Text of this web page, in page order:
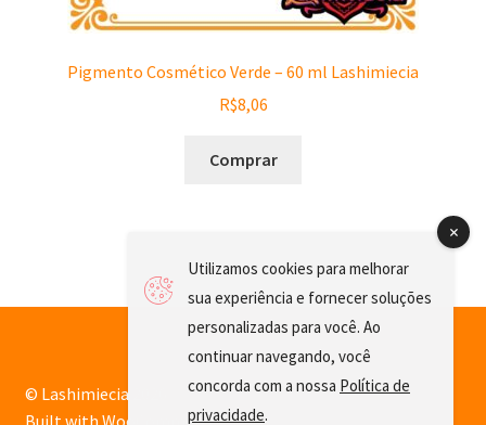
Pigmento Cosmético Verde – 60 ml Lashimiecia
R$8,06
Comprar
© Lashimiecia 2026
Utilizamos cookies para melhorar
sua experiência e fornecer soluções
personalizadas para você. Ao
continuar navegando, você
concorda com a nossa Política de
privacidade.